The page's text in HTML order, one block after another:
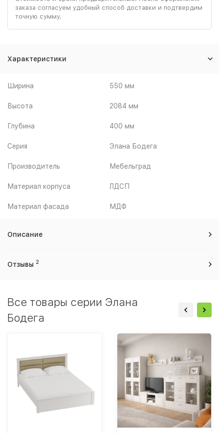
заказа согласуем удобный способ доставки и подтвердим
точную сумму.
Характеристики
Ширина 550 мм
Высота 2084 мм
Глубина 400 мм
Серия Элана Бодега
Производитель Мебельград
Материал корпуса ЛДСП
Материал фасада МДФ
Описание
Отзывы 2
Все товары серии Элана
Бодега